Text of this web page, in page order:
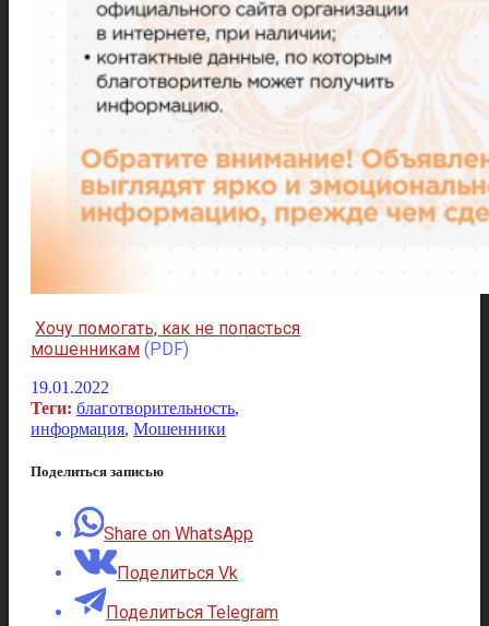
Хочу помогать, как не попасться
мошенникам (PDF)
19.01.2022
Теги: благотворительность,
информация, Мошенники
Поделиться записью
Share on WhatsApp
Поделиться Vk
Поделиться Telegram